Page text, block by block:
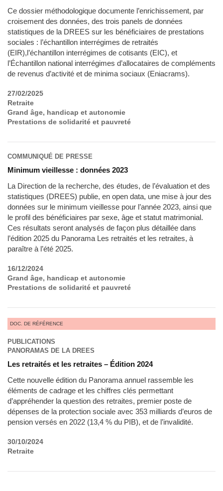
Ce dossier méthodologique documente l’enrichissement, par
croisement des données, des trois panels de données
statistiques de la DREES sur les bénéficiaires de prestations
sociales : l’échantillon interrégimes de retraités
(EIR),l’échantillon interrégimes de cotisants (EIC), et
l’Échantillon national interrégimes d’allocataires de compléments
de revenus d’activité et de minima sociaux (Eniacrams).
27/02/2025
Retraite
Grand âge, handicap et autonomie
Prestations de solidarité et pauvreté
COMMUNIQUÉ DE PRESSE
Minimum vieillesse : données 2023
La Direction de la recherche, des études, de l’évaluation et des
statistiques (DREES) publie, en open data, une mise à jour des
données sur le minimum vieillesse pour l’année 2023, ainsi que
le profil des bénéficiaires par sexe, âge et statut matrimonial.
Ces résultats seront analysés de façon plus détaillée dans
l’édition 2025 du Panorama Les retraités et les retraites, à
paraître à l’été 2025.
16/12/2024
Grand âge, handicap et autonomie
Prestations de solidarité et pauvreté
PUBLICATIONS
PANORAMAS DE LA DREES
Les retraités et les retraites – Édition 2024
Cette nouvelle édition du Panorama annuel rassemble les
éléments de cadrage et les chiffres clés permettant
d’appréhender la question des retraites, premier poste de
dépenses de la protection sociale avec 353 milliards d’euros de
pension versés en 2022 (13,4 % du PIB), et de l’invalidité.
DOC. DE RÉFÉRENCE
30/10/2024
Retraite